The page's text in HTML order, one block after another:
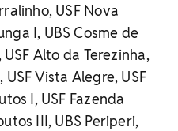
USF Nova
I, UBS Cosme de
USF Alto da Terezinha,
Vista Alegre, USF
I, USF Fazenda
III, UBS Periperi,